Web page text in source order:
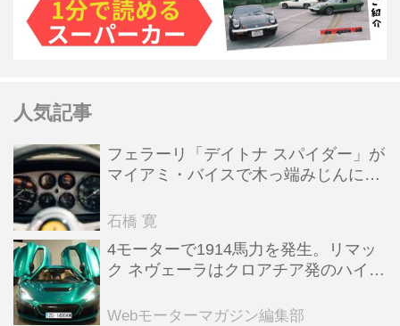
人気記事
フェラーリ「デイトナ スパイダー」が
マイアミ・バイスで木っ端みじんにな
石橋 寛
4モーターで1914馬力を発生。リマッ
ク ネヴェーラはクロアチア発のハイパ
全版／115】
Webモーターマガジン編集部